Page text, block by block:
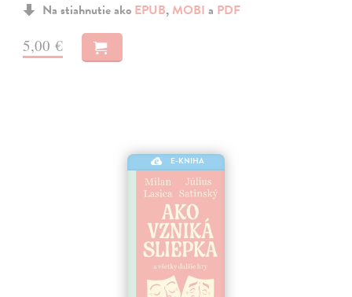
Na stiahnutie ako EPUB, MOBI a PDF
5,00 €
E-KNIHA